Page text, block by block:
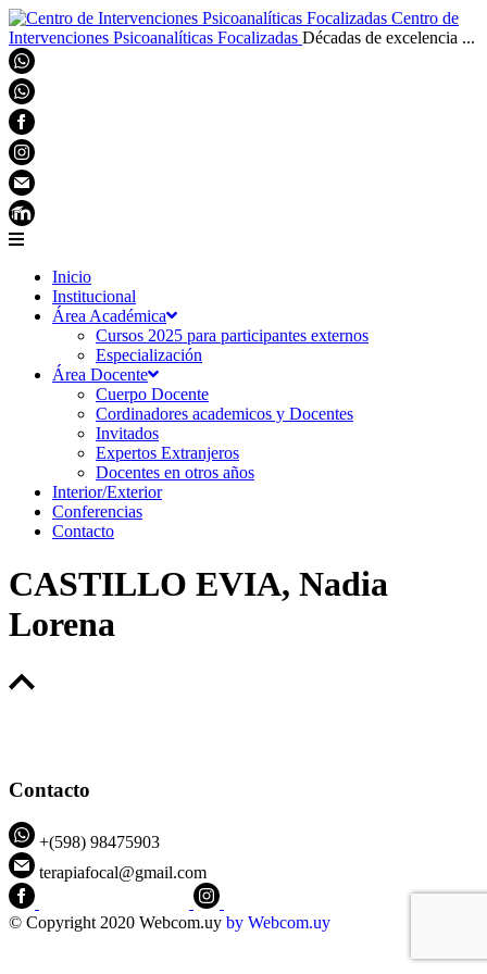
Centro de
Intervenciones Psicoanalíticas Focalizadas Décadas de excelencia ...
Inicio
Institucional
Área Académica
Cursos 2025 para participantes externos
Especialización
Área Docente
Cuerpo Docente
Cordinadores academicos y Docentes
Invitados
Expertos Extranjeros
Docentes en otros años
Interior/Exterior
Conferencias
Contacto
CASTILLO EVIA, Nadia
Lorena
Contacto
+(598) 98475903
terapiafocal@gmail.com
© Copyright 2020 Webcom.uy by Webcom.uy